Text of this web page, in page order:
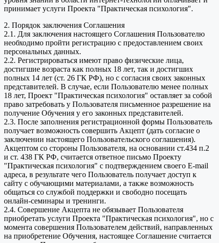
принимает услуги Проекта "Практическая психология".
2. Порядок заключения Соглашения
2.1. Для заключения настоящего Соглашения Пользователю
необходимо пройти регистрацию с предоставлением своих
персональных данных.
2.2. Регистрироваться имеют право физические лица,
достигшие возраста как полных 18 лет, так и достигших
полных 14 лет (ст. 26 ГК РФ), но с согласия своих законных
представителей. В случае, если Пользователю менее полных
18 лет, Проект "Практическая психология" оставляет за собой
право затребовать у Пользователя письменное разрешение на
получение Обучения у его законных представителей.
2.3. После заполнения регистрационной формы Пользователь
получает возможность совершить Акцепт (дать согласие о
заключении настоящего Пользовательского соглашения).
Акцептом со стороны Пользователя, на основании ст.434 п.2
и ст. 438 ГК РФ, считается ответное письмо Проекту
"Практическая психология" с подтверждением своего E-mail
адреса, в результате чего Пользователь получает доступ к
сайту с обучающими материалами, а также возможность
общаться со службой поддержки и свободно посещать
онлайн-семинары и тренинги.
2.4. Совершение Акцепта не обязывает Пользователя
приобретать услуги Проекта "Практическая психология", но с
момента совершения Пользователем действий, направленных
на приобретение Обучения, настоящее Соглашение считается